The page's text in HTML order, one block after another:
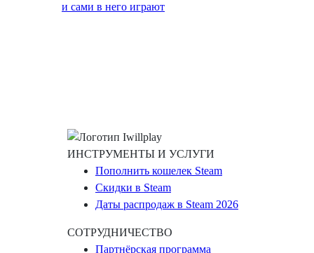
и сами в него играют
ИНСТРУМЕНТЫ И УСЛУГИ
Пополнить кошелек Steam
Скидки в Steam
Даты распродаж в Steam 2026
СОТРУДНИЧЕСТВО
Партнёрская программа